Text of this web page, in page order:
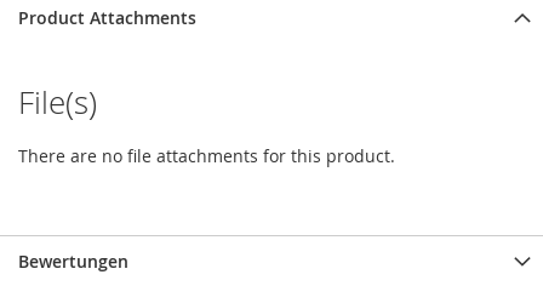
Product Attachments
File(s)
There are no file attachments for this product.
Bewertungen